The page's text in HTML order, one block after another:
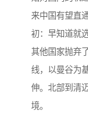
来中国有望直
初：早知道就
其他国家抛弃
线，以曼谷为
伸。北部到清
境。